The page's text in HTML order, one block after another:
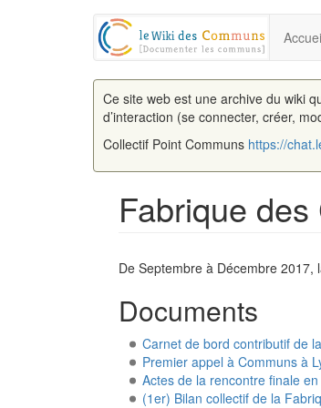
Ce site web est une archive du wiki
d’interaction (se connecter, créer,
Collectif Point Communs https://
Fabrique
De Septembre à Décembre
Documents
Carnet de bord contributif de
Premier appel à Communs à
Actes de la rencontre finale
(1er) Bilan collectif de la